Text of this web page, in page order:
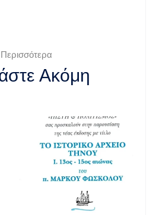
Περισσότερα
Ακόμη